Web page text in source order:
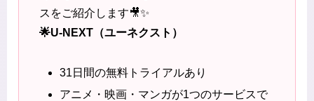
スをご紹介します🎥✨
🌟U-NEXT（ユーネクスト）
31日間の無料トライアルあり
アニメ・映画・マンガが1つのサービスで